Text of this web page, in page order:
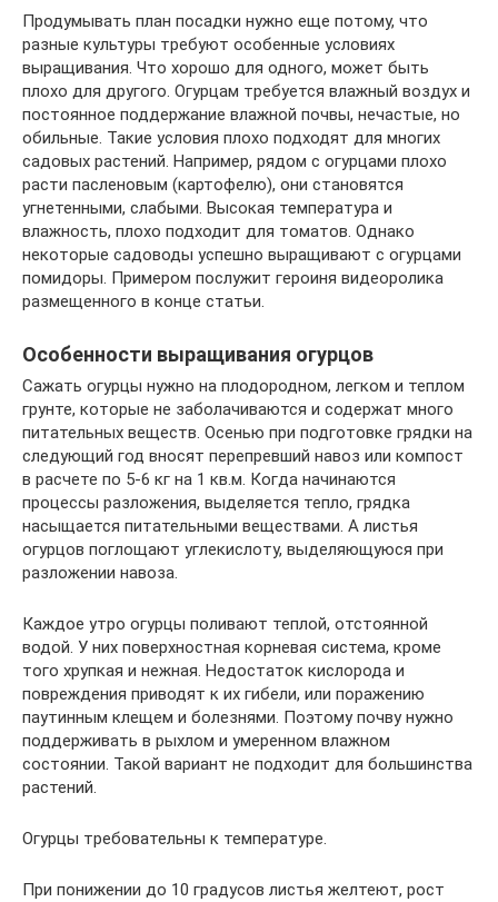
Продумывать план посадки нужно еще потому, что
разные культуры требуют особенные условиях
выращивания. Что хорошо для одного, может быть
плохо для другого. Огурцам требуется влажный воздух и
постоянное поддержание влажной почвы, нечастые, но
обильные. Такие условия плохо подходят для многих
садовых растений. Например, рядом с огурцами плохо
расти пасленовым (картофелю), они становятся
угнетенными, слабыми. Высокая температура и
влажность, плохо подходит для томатов. Однако
некоторые садоводы успешно выращивают с огурцами
помидоры. Примером послужит героиня видеоролика
размещенного в конце статьи.
Особенности выращивания огурцов
Сажать огурцы нужно на плодородном, легком и теплом
грунте, которые не заболачиваются и содержат много
питательных веществ. Осенью при подготовке грядки на
следующий год вносят перепревший навоз или компост
в расчете по 5-6 кг на 1 кв.м. Когда начинаются
процессы разложения, выделяется тепло, грядка
насыщается питательными веществами. А листья
огурцов поглощают углекислоту, выделяющуюся при
разложении навоза.
Каждое утро огурцы поливают теплой, отстоянной
водой. У них поверхностная корневая система, кроме
того хрупкая и нежная. Недостаток кислорода и
повреждения приводят к их гибели, или поражению
паутинным клещем и болезнями. Поэтому почву нужно
поддерживать в рыхлом и умеренном влажном
состоянии. Такой вариант не подходит для большинства
растений.
Огурцы требовательны к температуре.
При понижении до 10 градусов листья желтеют, рост